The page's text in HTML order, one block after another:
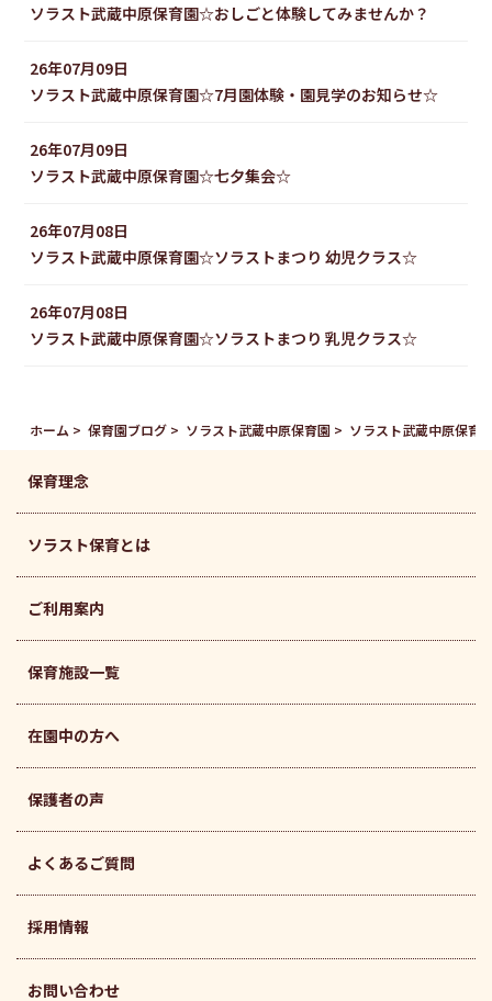
ソラスト武蔵中原保育園☆おしごと体験してみませんか？
26年07月09日
ソラスト武蔵中原保育園☆7月園体験・園見学のお知らせ☆
26年07月09日
ソラスト武蔵中原保育園☆七夕集会☆
26年07月08日
ソラスト武蔵中原保育園☆ソラストまつり 幼児クラス☆
26年07月08日
ソラスト武蔵中原保育園☆ソラストまつり 乳児クラス☆
ホーム 保育園ブログ ソラスト武蔵中原保育園 ソラスト武蔵中原保
保育理念
ソラスト保育とは
ご利用案内
保育施設一覧
在園中の方へ
保護者の声
よくあるご質問
採用情報
お問い合わせ